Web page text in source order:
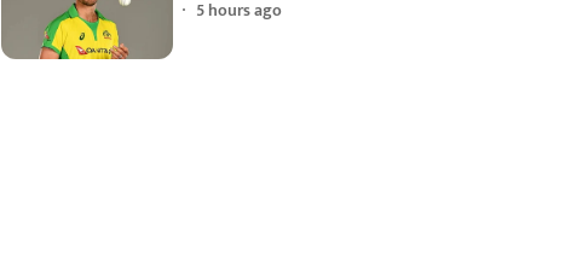
5 hours ago